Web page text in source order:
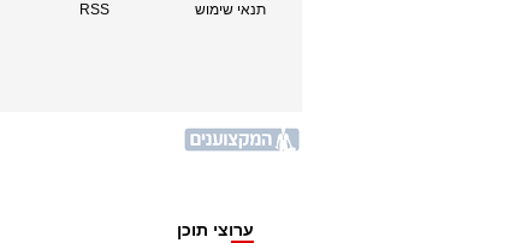
תנאי שימוש
RSS
ערוצי תוכן